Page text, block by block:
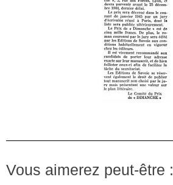
Vous aimerez peut-être :